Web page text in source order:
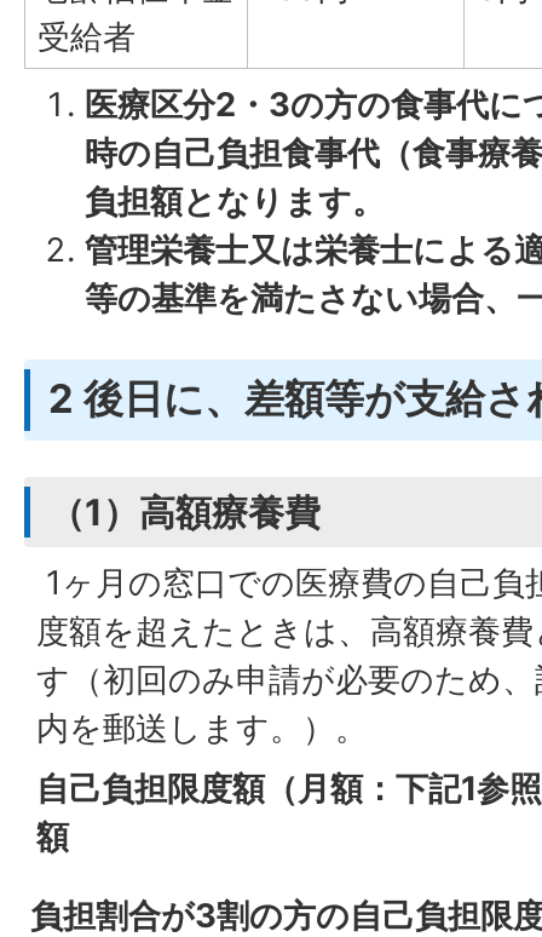
受給者
医療区分2・3の方の食事代に
時の自己負担食事代（食事療
負担額となります。
管理栄養士又は栄養士による
等の基準を満たさない場合、
2 後日に、差額等が支給さ
（1）高額療養費
1ヶ月の窓口での医療費の自己負
度額を超えたときは、高額療養
す（初回のみ申請が必要のため
内を郵送します。）。
自己負担限度額（月額：下記1参
額
負担割合が3割の方の自己負担限